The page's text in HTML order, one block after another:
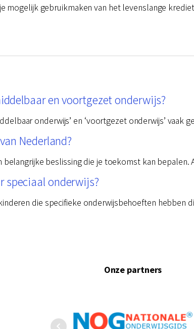
mogelijk gebruikmaken van het levenslange
en voortgezet onderwijs?
onderwijs’ en ‘voortgezet onderwijs’
Nederland?
belangrijke beslissing die je toekomst kan
speciaal onderwijs?
die specifieke onderwijsbehoeften hebben
Onze partners